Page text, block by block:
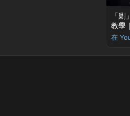
「
教學
在